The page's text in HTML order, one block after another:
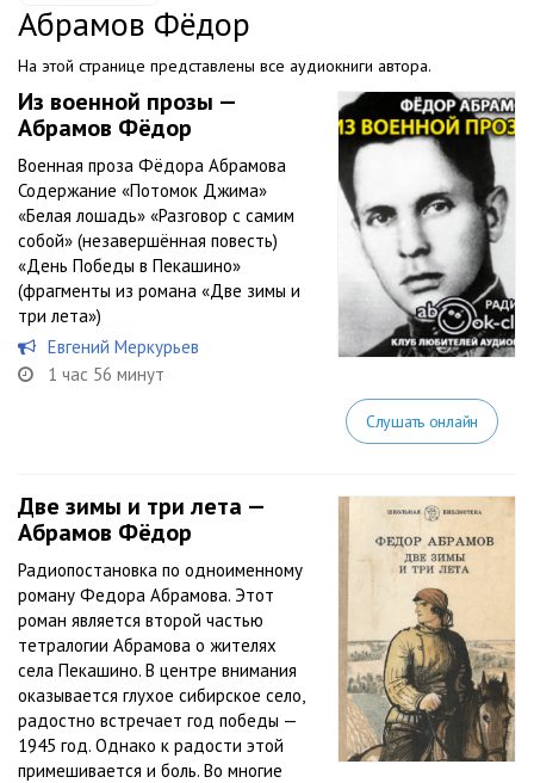
Абрамов Фёдор
На этой странице представлены все аудиокниги автора.
Из военной прозы —
Абрамов Фёдор
Военная проза Фёдора Абрамова
Содержание «Потомок Джима»
«Белая лошадь» «Разговор с самим
собой» (незавершённая повесть)
«День Победы в Пекашино»
(фрагменты из романа «Две зимы и
три лета»)
Евгений Меркурьев
1 час 56 минут
Слушать онлайн
Две зимы и три лета —
Абрамов Фёдор
Радиопостановка по одноименному
роману Федора Абрамова. Этот
роман является второй частью
тетралогии Абрамова о жителях
села Пекашино. В центре внимания
оказывается глухое сибирское село,
радостно встречает год победы —
1945 год. Однако к радости этой
примешивается и боль. Во многие